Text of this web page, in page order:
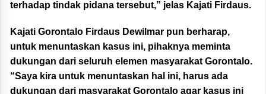
terhadap tindak pidana tersebut,” jelas Kajati Firdaus.
Kajati Gorontalo Firdaus Dewilmar pun berharap,
untuk menuntaskan kasus ini, pihaknya meminta
dukungan dari seluruh elemen masyarakat Gorontalo.
“Saya kira untuk menuntaskan hal ini, harus ada
dukungan dari masyarakat Gorontalo agar kasus ini